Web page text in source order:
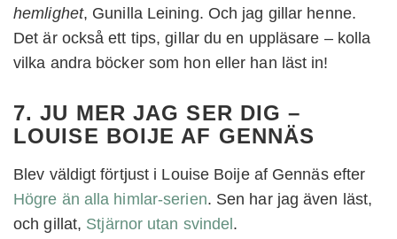
hemlighet, Gunilla Leining. Och jag gillar henne.
Det är också ett tips, gillar du en uppläsare – kolla
vilka andra böcker som hon eller han läst in!
7. JU MER JAG SER DIG –
LOUISE BOIJE AF GENNÄS
Blev väldigt förtjust i Louise Boije af Gennäs efter
Högre än alla himlar-serien. Sen har jag även läst,
och gillat, Stjärnor utan svindel.